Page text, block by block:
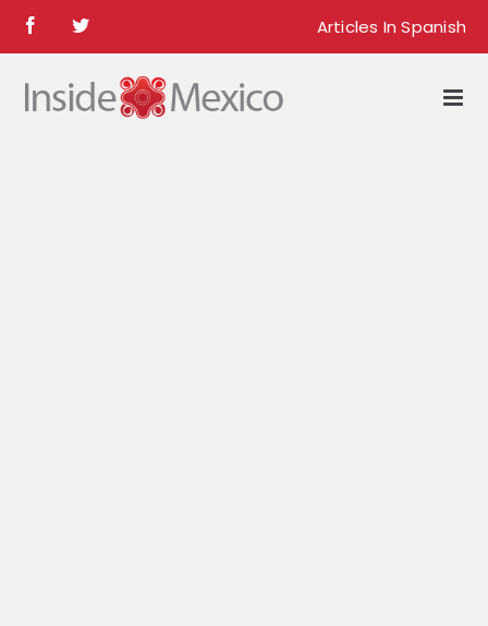
content
FacebookTwitter Articles In Spanish